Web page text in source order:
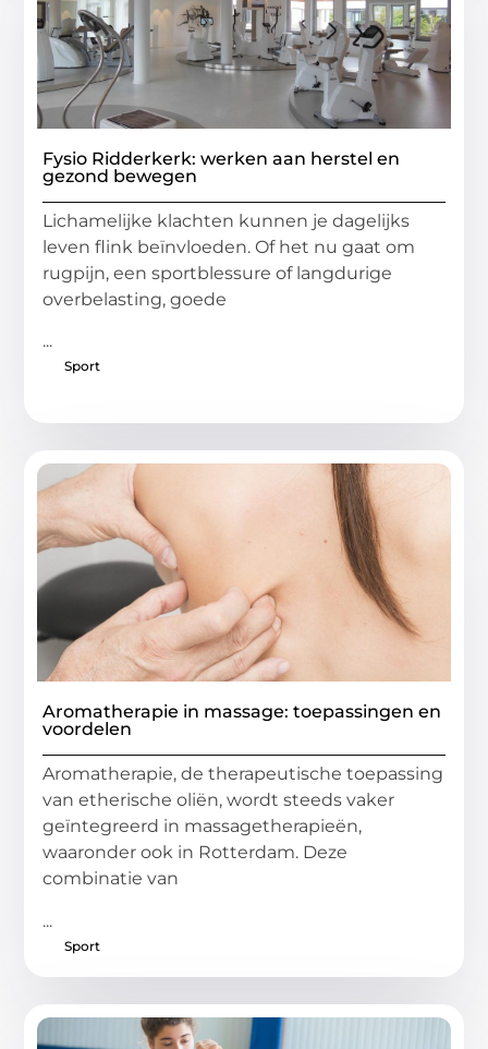
Fysio Ridderkerk: werken aan herstel en
gezond bewegen
Lichamelijke klachten kunnen je dagelijks
leven flink beïnvloeden. Of het nu gaat om
rugpijn, een sportblessure of langdurige
overbelasting, goede
...
Sport
Aromatherapie in massage: toepassingen en
voordelen
Aromatherapie, de therapeutische toepassing
van etherische oliën, wordt steeds vaker
geïntegreerd in massagetherapieën,
waaronder ook in Rotterdam. Deze
combinatie van
...
Sport